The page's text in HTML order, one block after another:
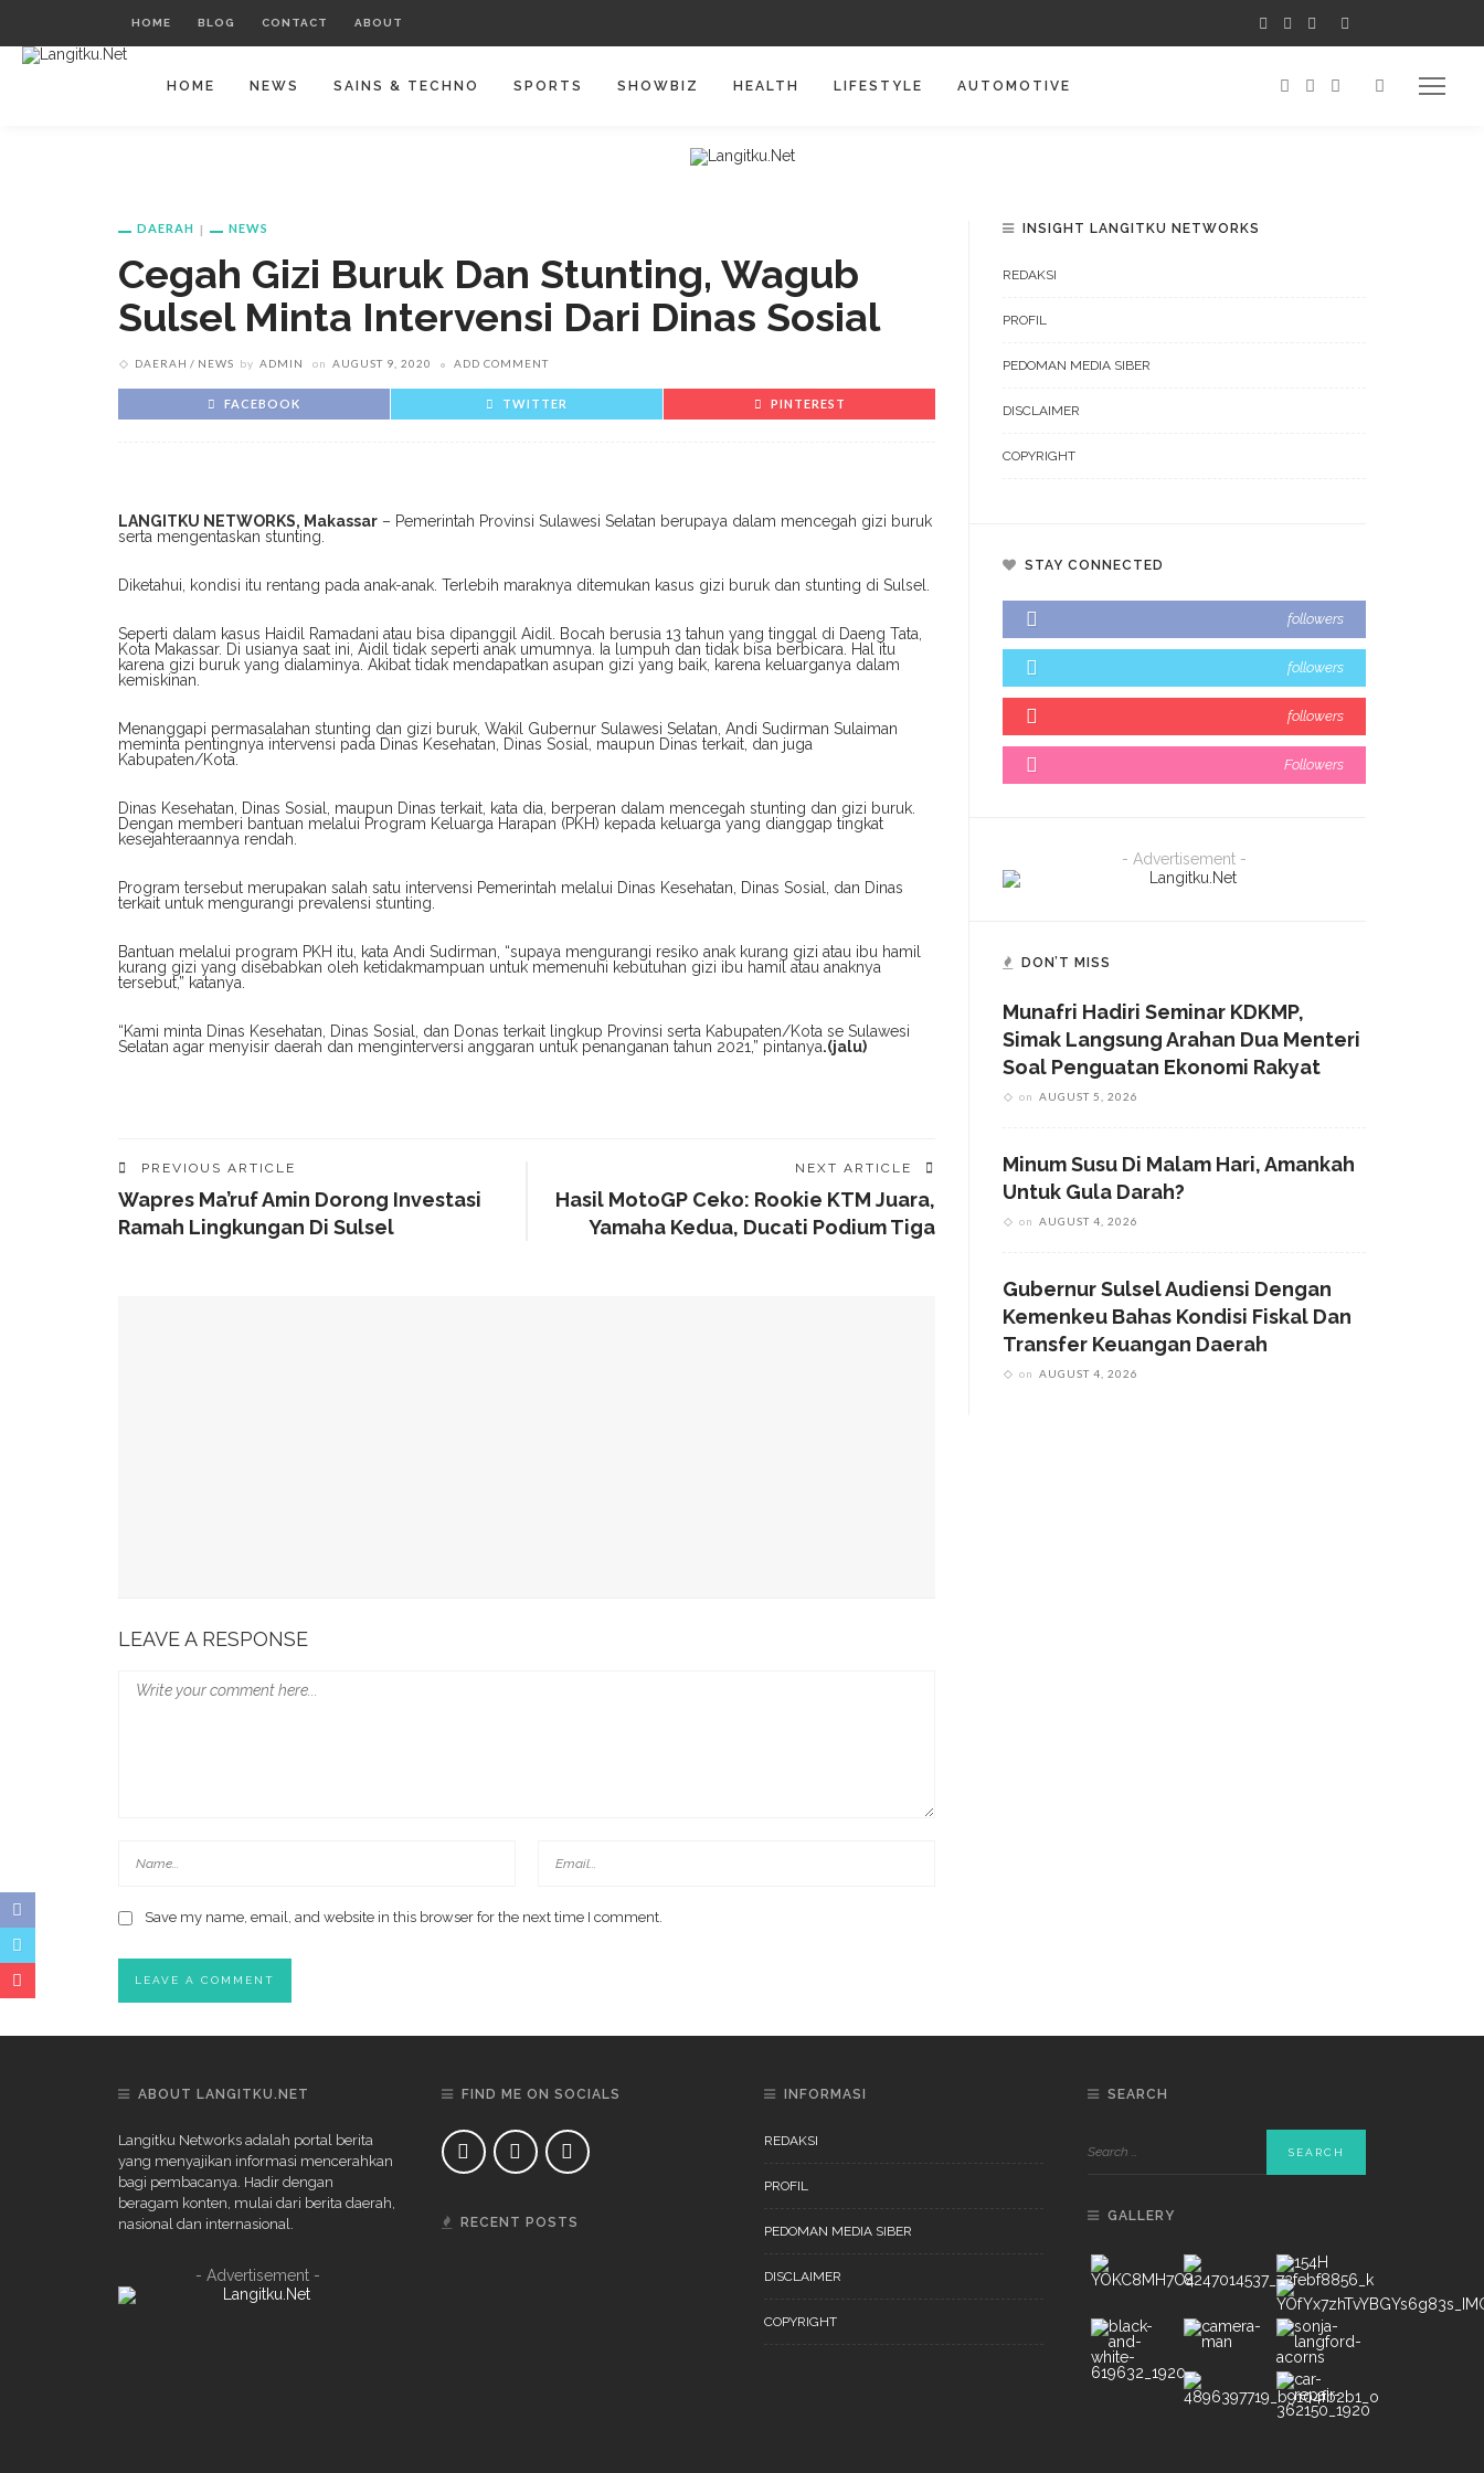
HOME BLOG CONTACT ABOUT
HOME NEWS SAINS & TECHNO SPORTS SHOWBIZ HEALTH LIFESTYLE AUTOMOTIVE
DAERAH NEWS
Cegah Gizi Buruk Dan Stunting, Wagub
Sulsel Minta Intervensi Dari Dinas Sosial
DAERAH NEWS by ADMIN on AUGUST 9, 2020 ADD COMMENT
FACEBOOK TWITTER PINTEREST
LANGITKU NETWORKS, Makassar – Pemerintah Provinsi Sulawesi Selatan berupaya dalam mencegah gizi buruk
serta mengentaskan stunting.
Diketahui, kondisi itu rentang pada anak-anak. Terlebih maraknya ditemukan kasus gizi buruk dan stunting di Sulsel.
Seperti dalam kasus Haidil Ramadani atau bisa dipanggil Aidil. Bocah berusia 13 tahun yang tinggal di Daeng Tata,
Kota Makassar. Di usianya saat ini, Aidil tidak seperti anak umumnya. Ia lumpuh dan tidak bisa berbicara. Hal itu
karena gizi buruk yang dialaminya. Akibat tidak mendapatkan asupan gizi yang baik, karena keluarganya dalam
kemiskinan.
Menanggapi permasalahan stunting dan gizi buruk, Wakil Gubernur Sulawesi Selatan, Andi Sudirman Sulaiman
meminta pentingnya intervensi pada Dinas Kesehatan, Dinas Sosial, maupun Dinas terkait, dan juga
Kabupaten/Kota.
Dinas Kesehatan, Dinas Sosial, maupun Dinas terkait, kata dia, berperan dalam mencegah stunting dan gizi buruk.
Dengan memberi bantuan melalui Program Keluarga Harapan (PKH) kepada keluarga yang dianggap tingkat
kesejahteraannya rendah.
Program tersebut merupakan salah satu intervensi Pemerintah melalui Dinas Kesehatan, Dinas Sosial, dan Dinas
terkait untuk mengurangi prevalensi stunting.
Bantuan melalui program PKH itu, kata Andi Sudirman, “supaya mengurangi resiko anak kurang gizi atau ibu hamil
kurang gizi yang disebabkan oleh ketidakmampuan untuk memenuhi kebutuhan gizi ibu hamil atau anaknya
tersebut,” katanya.
“Kami minta Dinas Kesehatan, Dinas Sosial, dan Donas terkait lingkup Provinsi serta Kabupaten/Kota se Sulawesi
Selatan agar menyisir daerah dan menginterversi anggaran untuk penanganan tahun 2021,” pintanya.(jalu)
PREVIOUS ARTICLE
Wapres Ma’ruf Amin Dorong Investasi
Ramah Lingkungan Di Sulsel
NEXT ARTICLE
Hasil MotoGP Ceko: Rookie KTM Juara,
Yamaha Kedua, Ducati Podium Tiga
LEAVE A RESPONSE
Save my name, email, and website in this browser for the next time I comment.
INSIGHT LANGITKU NETWORKS
REDAKSI
PROFIL
PEDOMAN MEDIA SIBER
DISCLAIMER
COPYRIGHT
STAY CONNECTED
followers
followers
followers
Followers
- Advertisement -
DON’T MISS
Munafri Hadiri Seminar KDKMP,
Simak Langsung Arahan Dua Menteri
Soal Penguatan Ekonomi Rakyat
on AUGUST 5, 2026
Minum Susu Di Malam Hari, Amankah
Untuk Gula Darah?
on AUGUST 4, 2026
Gubernur Sulsel Audiensi Dengan
Kemenkeu Bahas Kondisi Fiskal Dan
Transfer Keuangan Daerah
on AUGUST 4, 2026
ABOUT LANGITKU.NET
Langitku Networks adalah portal berita
yang menyajikan informasi mencerahkan
bagi pembacanya. Hadir dengan
beragam konten, mulai dari berita daerah,
nasional dan internasional.
- Advertisement -
FIND ME ON SOCIALS
RECENT POSTS
INFORMASI
REDAKSI
PROFIL
PEDOMAN MEDIA SIBER
DISCLAIMER
COPYRIGHT
SEARCH
GALLERY